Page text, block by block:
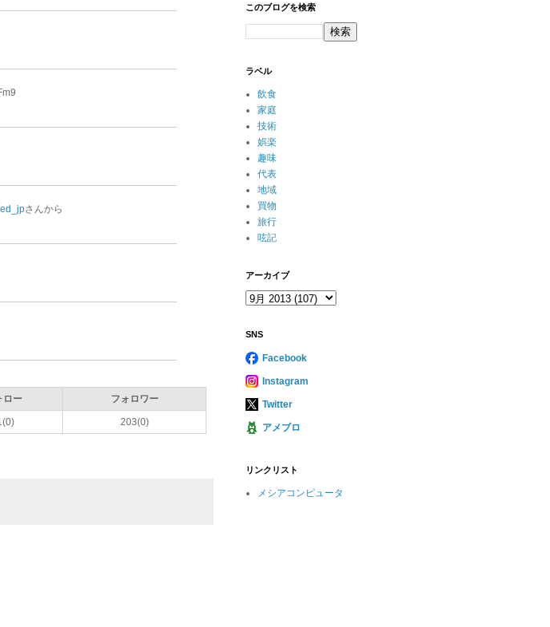
さんから
ロー フォロワー
203(0)
このブログを検索
ラベル
飲食
家庭
技術
娯楽
趣味
代表
地域
買物
旅行
呟記
アーカイブ
SNS
Facebook
Instagram
Twitter
アメブロ
リンクリスト
メシアコンピュータ